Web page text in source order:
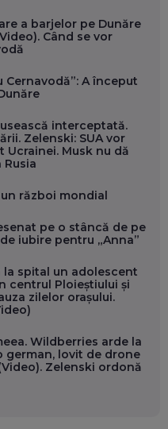
DE LA CLUJ PENTRU
INTELIGENȚI ȘI FERME
CÂND PICĂ BAZA DE DATE, LA
CONSTRUIEȘTI O COMPANIE
LEGĂTURA CU COMUNITATEA
PE SCENĂ, INVITATUL
DE LA CEILALȚI. VIN JASON
a barjelor pe Dunăre
Când se vor
Cernavodă”: A început
interceptată.
Zelenski: SUA vor
Ucrainei. Musk nu dă
război mondial
pe o stâncă de pe
iubire pentru „Anna”
la spital un adolescent
centrul Ploieștiului și
zilelor orașului.
Wildberries arde la
german, lovit de drone
Zelenski ordonă